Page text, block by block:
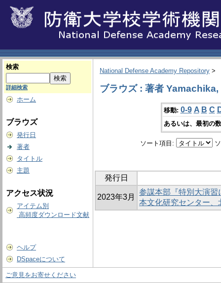
検索
詳細検索
ホーム
ブラウズ
発行日
著者
タイトル
主題
アクセス状況
アイテム別
高頻度ダウンロード文献
ヘルプ
DSpaceについて
National Defense Academy Repository >
ブラウズ : 著者
移動: 0-9 A B C
あるいは、最初の
ソート項目:
発行日
2023年3月
参謀本部『特別大演
本文化研究センター
ご意見をお寄せください